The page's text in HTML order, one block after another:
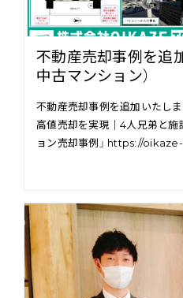
不動産売却事例を追
中古マンション）
不動産売却事例を追加いたし
高値売却を実現｜4人兄弟と
ョン売却事例」 https://